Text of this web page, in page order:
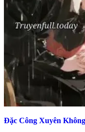
Đặc Công Xuyên